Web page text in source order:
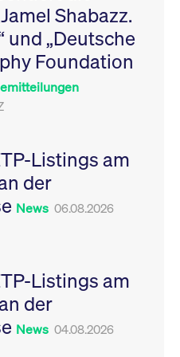
Shabazz.
und „Deutsche
Foundation
Listings am
der
News 06.08.2026
Listings am
der
News 04.08.2026
Leistung der Website
zu messen. Es handelt
sich um ein Muster-
Cookie, bei dem auf
das Präfix _pk_ses
eine kurze Reihe von
6
Monate
Dieses Cookie dient
Speicherung der
Einwilligungs- und
des Nutzers für ihre
Interaktion mit der
Sitzungen geehrt